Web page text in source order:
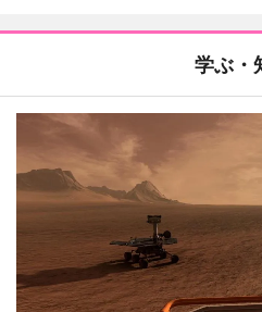
学ぶ・